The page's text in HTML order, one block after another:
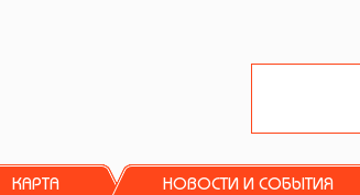
КАРТА НОВОСТИ И СОБЫТИЯ